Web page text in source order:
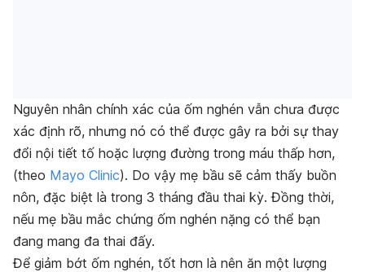
Nguyên nhân chính xác của ốm nghén vẫn chưa được
xác định rõ, nhưng nó có thể được gây ra bởi sự thay
đổi nội tiết tố hoặc lượng đường trong máu thấp hơn,
(theo Mayo Clinic). Do vậy mẹ bầu sẽ cảm thấy buồn
nôn, đặc biệt là trong 3 tháng đầu thai kỳ. Đồng thời,
nếu mẹ bầu mắc chứng ốm nghén nặng có thể bạn
đang mang đa thai đấy.
Để giảm bớt ốm nghén, tốt hơn là nên ăn một lượng